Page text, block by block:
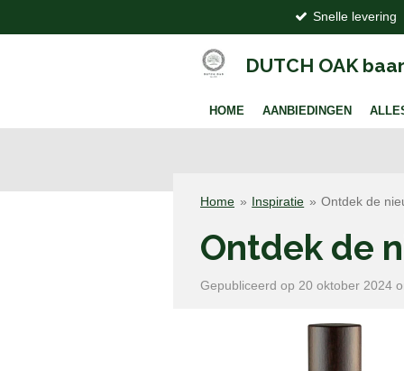
direct
Snelle levering
DUTCH OAK
HOME AANBIEDINGEN
Home » Inspiratie » Ontdek de
Ontdek de
Gepubliceerd op 20 oktober 2024